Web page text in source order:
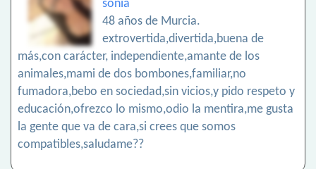
sonia
48 años de Murcia.
extrovertida,divertida,buena de
más,con carácter, independiente,amante de los
animales,mami de dos bombones,familiar,no
fumadora,bebo en sociedad,sin vicios,y pido respeto y
educación,ofrezco lo mismo,odio la mentira,me gusta
la gente que va de cara,si crees que somos
compatibles,saludame??